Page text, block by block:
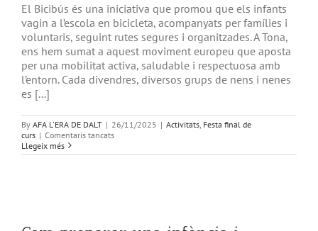
El Bicibús és una iniciativa que promou que els infants
vagin a l’escola en bicicleta, acompanyats per famílies i
voluntaris, seguint rutes segures i organitzades. A Tona,
ens hem sumat a aquest moviment europeu que aposta
per una mobilitat activa, saludable i respectuosa amb
l’entorn. Cada divendres, diversos grups de nens i nenes
es [...]
By AFA L'ERA DE DALT | 26/11/2025 | Activitats Festa final de
curs | Comentaris tancatsa
Tona:
Llegeix més